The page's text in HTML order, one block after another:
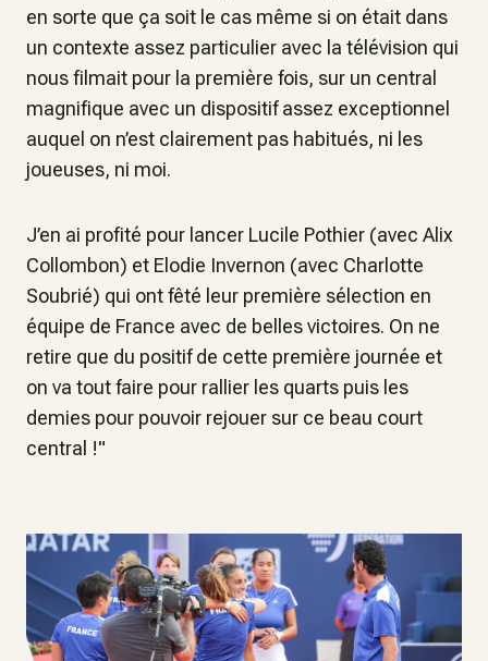
en sorte que ça soit le cas même si on était dans
un contexte assez particulier avec la télévision qui
nous filmait pour la première fois, sur un central
magnifique avec un dispositif assez exceptionnel
auquel on n’est clairement pas habitués, ni les
joueuses, ni moi.
J’en ai profité pour lancer Lucile Pothier (avec Alix
Collombon) et Elodie Invernon (avec Charlotte
Soubrié) qui ont fêté leur première sélection en
équipe de France avec de belles victoires. On ne
retire que du positif de cette première journée et
on va tout faire pour rallier les quarts puis les
demies pour pouvoir rejouer sur ce beau court
central !"